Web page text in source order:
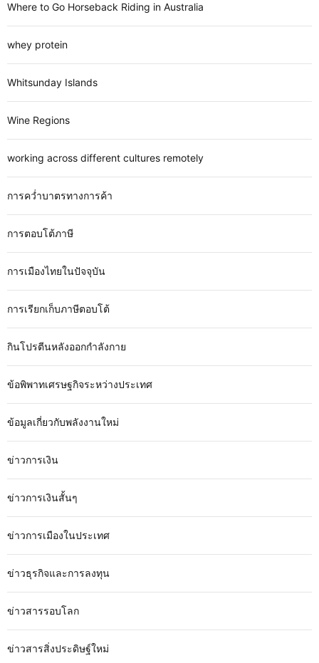
Where to Go Horseback Riding in Australia
whey protein
Whitsunday Islands
Wine Regions
working across different cultures remotely
การคว่ำบาตรทางการค้า
การตอบโต้ภาษี
การเมืองไทยในปัจจุบัน
การเรียกเก็บภาษีตอบโต้
กินโปรตีนหลังออกกำลังกาย
ข้อพิพาทเศรษฐกิจระหว่างประเทศ
ข้อมูลเกี่ยวกับพลังงานใหม่
ข่าวการเงิน
ข่าวการเงินสั้นๆ
ข่าวการเมืองในประเทศ
ข่าวธุรกิจและการลงทุน
ข่าวสารรอบโลก
ข่าวสารสิ่งประดิษฐ์ใหม่